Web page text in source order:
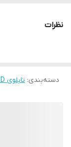
نظرات
دسته‌بندی: تابلوی LED